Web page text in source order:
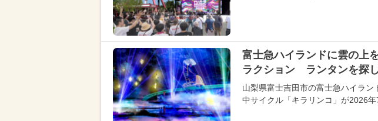
富士急ハイランドに雲の上
ラクション ランタンを探
山梨県富士吉田市の富士急ハイラ
中サイクル「キラリンコ」が2026